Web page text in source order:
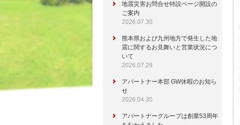
地震災害お問合せ特設ページ開設の
ご案内
2026.07.30
熊本県および九州地方で発生した地
震に関するお見舞いと営業状況につ
いて
2026.07.29
アパートナー本部 GW休暇のお知ら
せ
2026.04.30
アパートナーグループは創業53周年